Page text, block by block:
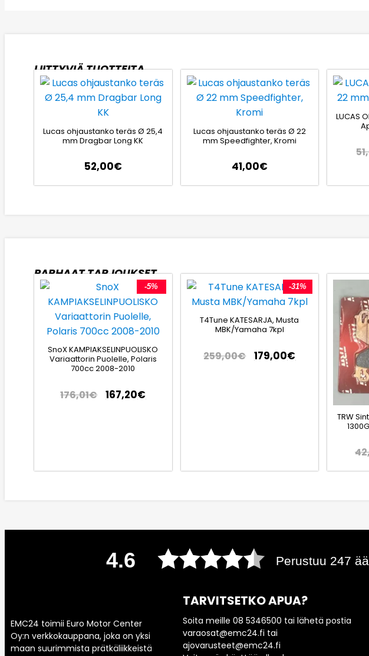
LIITTYVIÄ TUOTTEITA
Lucas ohjaustanko teräs Ø 25,4
mm Dragbar Long KK
52,00€
Lucas ohjaustanko teräs Ø 22
mm Speedfighter, Kromi
41,00€
LUCAS
PARHAAT TARJOUKSET
-5%
SnoX KAMPIAKSELINPUOLISKO
Variaattorin Puolelle, Polaris
700cc 2008-2010
176,01€ 167,20€
-31%
T4Tune KATESARJA, Musta
MBK/Yamaha 7kpl
259,00€ 179,00€
TRW
4.6 Perustuu 247
EMC24 toimii Euro Motor Center
Oy:n verkkokauppana, joka on yksi
maan suurimmista prätkäliikkeistä
TARVITSETKO APUA?
Soita meille 08 5346500 tai lähetä postia
varaosat@emc24.fi tai
ajovarusteet@emc24.fi